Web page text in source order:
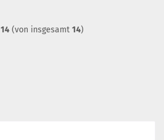
14(von insgesamt 14)